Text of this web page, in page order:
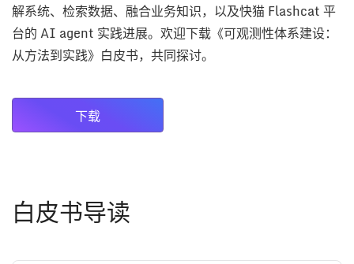
解系统、检索数据、融合业务知识，以及快猫 Flashcat 平
台的 AI agent 实践进展。欢迎下载《可观测性体系建设：
从方法到实践》白皮书，共同探讨。
下载
白皮书导读